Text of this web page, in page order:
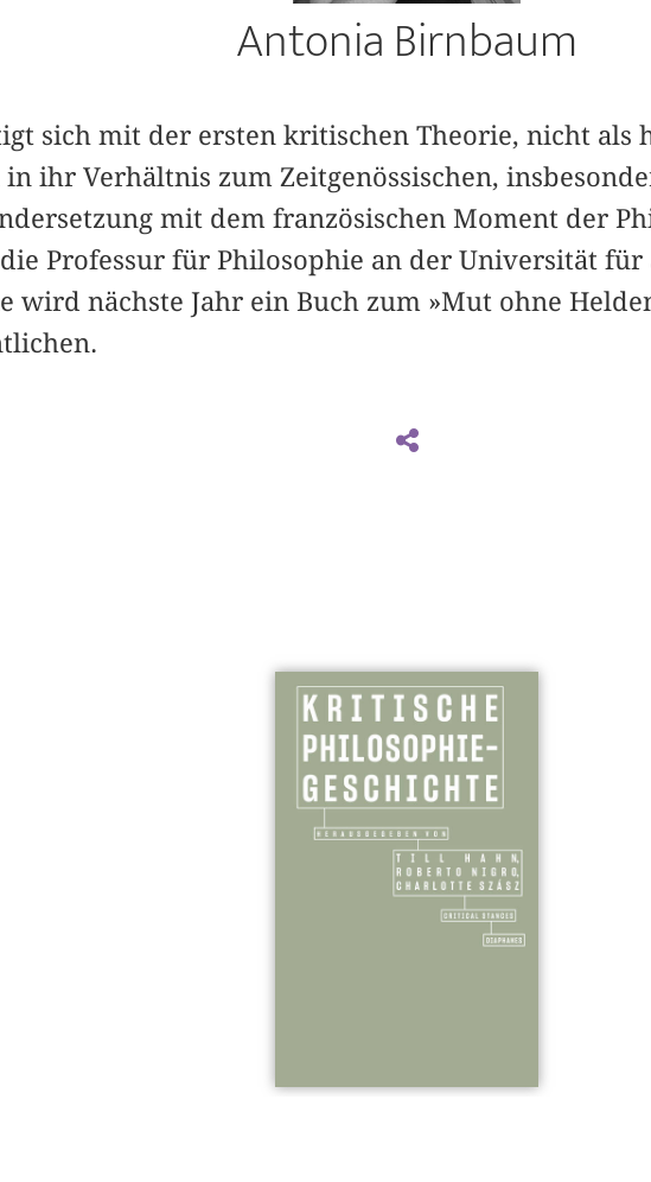
Antonia Birnbaum
sich mit der ersten kritischen Theorie, nicht als
in ihr Verhältnis zum Zeitgenössischen,
mit dem französischen Moment der
Professur für Philosophie an der Universität für
wird nächste Jahr ein Buch zum »Mut ohne